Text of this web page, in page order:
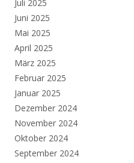
Juli 2025
Juni 2025
Mai 2025
April 2025
März 2025
Februar 2025
Januar 2025
Dezember 2024
November 2024
Oktober 2024
September 2024